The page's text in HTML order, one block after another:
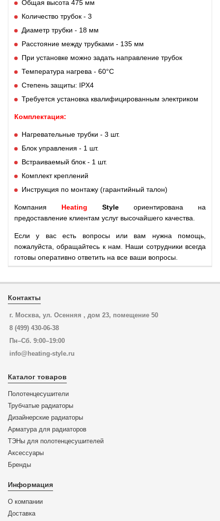
Общая высота 475 мм
Количество трубок - 3
Диаметр трубки - 18 мм
Расстояние между трубками - 135 мм
При установке можно задать направление трубок
Температура нагрева - 60°С
Степень защиты: IPX4
Требуется установка квалифицированным электриком
Комплектация:
Нагревательные трубки - 3 шт.
Блок управления - 1 шт.
Встраиваемый блок - 1 шт.
Комплект креплений
Инструкция по монтажу (гарантийный талон)
Компания Heating Style ориентирована на
предоставление клиентам услуг высочайшего качества.
Если у вас есть вопросы или вам нужна помощь,
пожалуйста, обращайтесь к нам. Наши сотрудники всегда
готовы оперативно ответить на все ваши вопросы.
Контакты
г. Москва, ул. Осенняя , дом 23, помещение 50
8 (499) 430-06-38
Пн–Сб. 9:00–19:00
info@heating-style.ru
Каталог товаров
Полотенцесушители
Трубчатые радиаторы
Дизайнерские радиаторы
Арматура для радиаторов
ТЭНы для полотенцесушителей
Аксессуары
Бренды
Информация
О компании
Доставка